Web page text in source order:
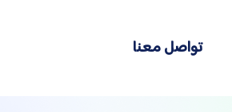
تواصل معنا